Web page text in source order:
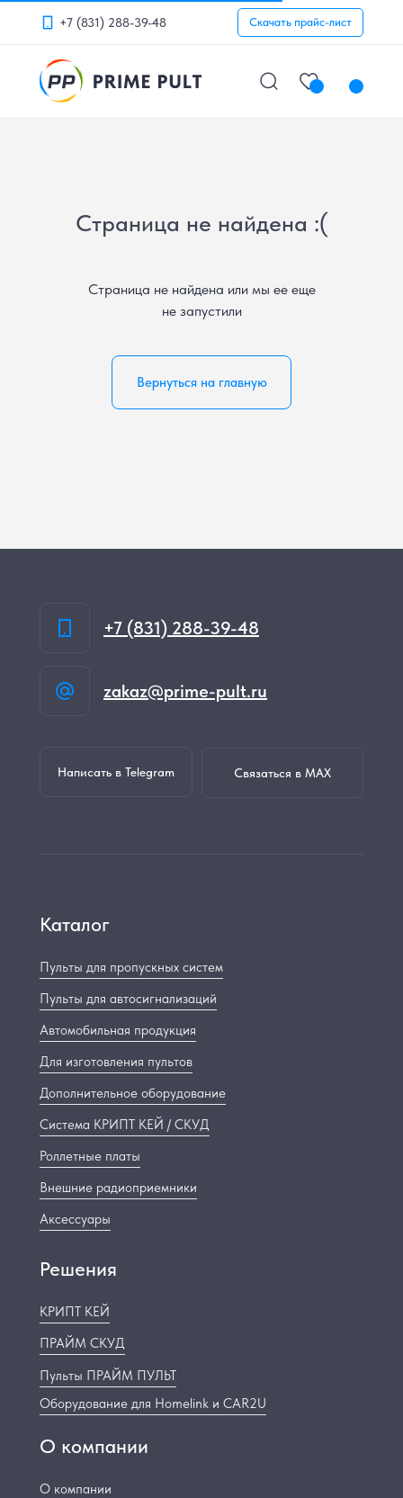
+7 (831) 288-39-48 Скачать прайс-лист
Страница не найдена :(
Страница не найдена или мы ее еще
не запустили
Вернуться на главную
+7 (831) 288-39-48
zakaz@prime-pult.ru
Написать в Telegram Связаться в MAX
Каталог
Пульты для пропускных систем
Пульты для автосигнализаций
Автомобильная продукция
Для изготовления пультов
Дополнительное оборудование
Система КРИПТ КЕЙ / СКУД
Роллетные платы
Внешние радиоприемники
Аксессуары
О компании
О компании
Решения
КРИПТ КЕЙ
ПРАЙМ СКУД
Оборудование для Homelink и CAR2U
Пульты ПРАЙМ ПУЛЬТ